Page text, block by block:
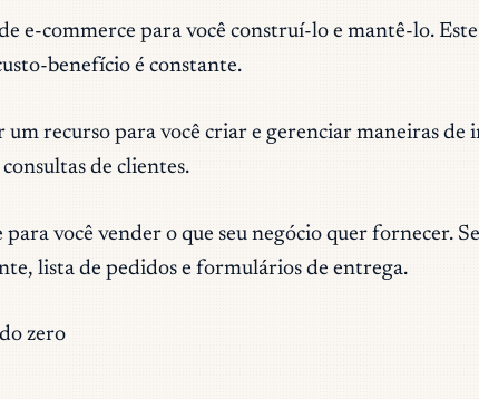
e-commerce para você construí-lo e mantê-lo.
benefício é constante.
um recurso para você criar e gerenciar maneiras de
de clientes.
você vender o que seu negócio quer fornecer.
lista de pedidos e formulários de entrega.
zero